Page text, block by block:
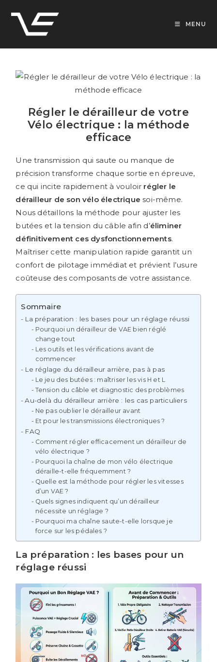
MENU
Régler le dérailleur de votre
Vélo électrique : la méthode
efficace
Une transmission qui saute ou manque de
précision transforme chaque sortie en épreuve,
ce qui incite rapidement à vouloir régler le
dérailleur de son vélo électrique soi-même.
Nous détaillons la méthode pour ajuster les
butées et la tension du câble afin d’éliminer
définitivement ces dysfonctionnements.
Maîtriser cette manipulation rapide garantit un
confort de pilotage immédiat et prévient l’usure
coûteuse des composants de votre assistance.
Sommaire
La préparation : les bases pour un réglage réussi
Pourquoi un dérailleur de VAE bien réglé
change tout
Les outils et les vérifications avant de
commencer
Le réglage du dérailleur arrière, pas à pas
Le jeu des butées : maîtriser les vis H et L
Tension du câble et diagnostic des problèmes
Au-delà du dérailleur arrière : les cas particuliers
Ne pas oublier le dérailleur avant
Et pour les transmissions électroniques ?
FAQ
Comment régler efficacement un dérailleur de
vélo électrique ?
Pourquoi la chaîne de mon vélo électrique
déraille-t-elle fréquemment ?
Quelle est la méthode pour régler les vitesses
d’un VAE ?
Quels signes indiquent qu’un dérailleur
nécessite un réglage ?
Pourquoi ma chaîne saute-t-elle lorsque je
force sur les pédales ?
La préparation : les bases pour un
réglage réussi